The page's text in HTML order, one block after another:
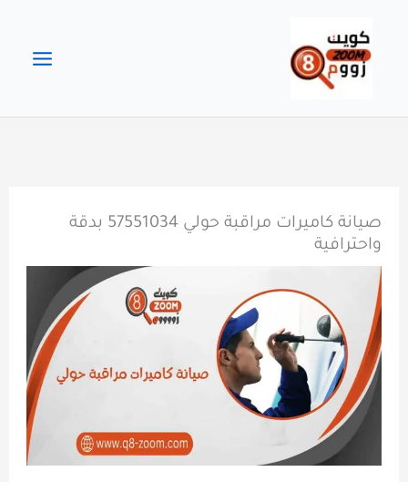
المحتوى
صيانة كاميرات مراقبة حولي 57551034 بدقة
واحترافية